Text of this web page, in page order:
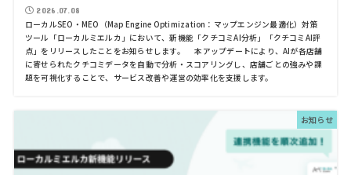
2026.07.08
ローカルSEO・MEO（Map Engine Optimization：マップエンジン最適化）対策
ツール「ローカルミエルカ」において、新機能「クチコミAI分析」「クチコミAI評
点」をリリースしたことをお知らせします。 本アップデートにより、AIが各店舗
に寄せられたクチコミデータを自動で分析・スコアリングし、店舗ごとの強みや課
題を可視化することで、サービス改善や運営の効率化を支援します。
お知らせ